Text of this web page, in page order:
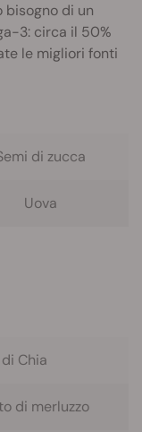
di un
3: circa il 50%
le migliori fonti
di zucca
Uova
Chia
di merluzzo